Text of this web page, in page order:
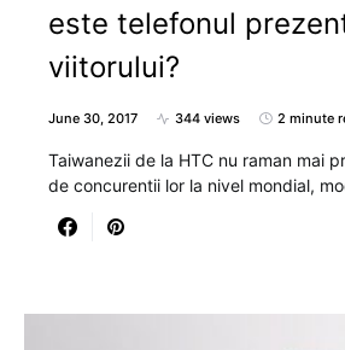
este telefonul
viitorului?
June 30, 2017 344 views 2 minute
Taiwanezii de la HTC nu raman mai
de concurentii lor la nivel mondial,